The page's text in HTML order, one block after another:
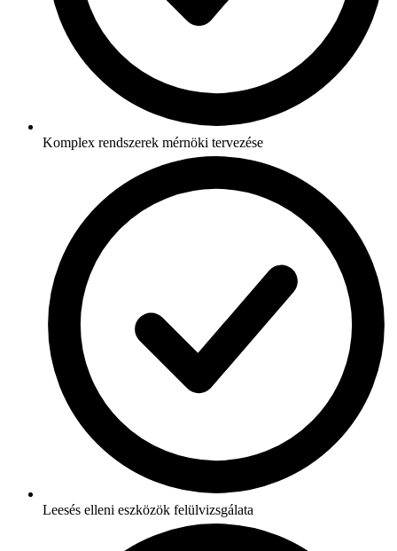
Komplex rendszerek mérnöki tervezése
Leesés elleni eszközök felülvizsgálata